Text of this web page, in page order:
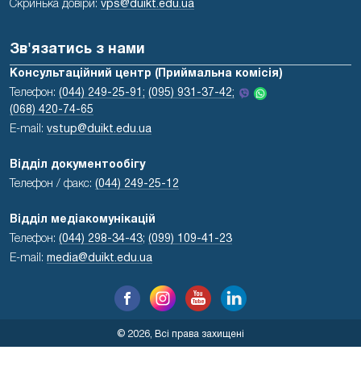
Скринька довіри: vps@duikt.edu.ua
Зв'язатись з нами
Консультаційний центр (Приймальна комісія)
Телефон: (044) 249-25-91; (095) 931-37-42;
(068) 420-74-65
E-mail: vstup@duikt.edu.ua
Відділ документообігу
Телефон / факс: (044) 249-25-12
Відділ медіакомунікацій
Телефон: (044) 298-34-43; (099) 109-41-23
E-mail: media@duikt.edu.ua
© 2026, Всі права захищені